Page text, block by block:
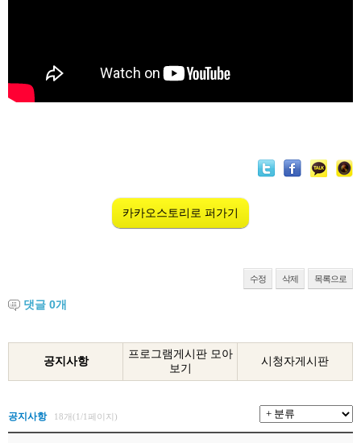
카카오스토리로 퍼가기
수정 삭제 목록으로
댓글 0개
공지사항
프로그램게시판 모아
보기
시청자게시판
공지사항 18개(1/1페이지)